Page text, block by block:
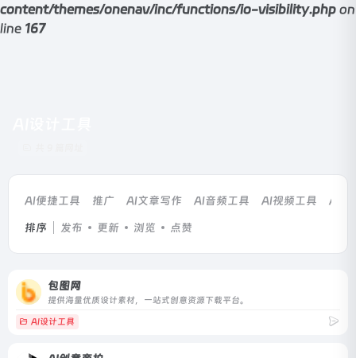
content/themes/onenav/inc/functions/io-visibility.php on
line 167
AI便捷工具 推广 AI文章写作 AI音频工具 AI视频工具 AI图
排序 发布 更新 浏览 点赞
包图网
提供海量优质设计素材，一站式创意资源下载平台。
AI设计工具